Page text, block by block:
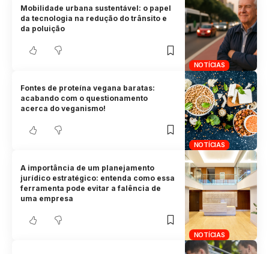
NOTÍCIAS
Mobilidade urbana sustentável: o papel
da tecnologia na redução do trânsito e
da poluição
NOTÍCIAS
Fontes de proteína vegana baratas:
acabando com o questionamento
acerca do veganismo!
NOTÍCIAS
A importância de um planejamento
jurídico estratégico: entenda como essa
ferramenta pode evitar a falência de
uma empresa